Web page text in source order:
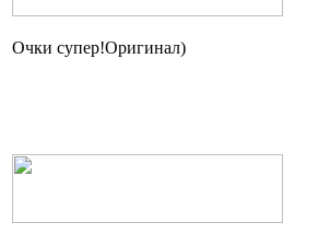
Очки супер!Оригинал)